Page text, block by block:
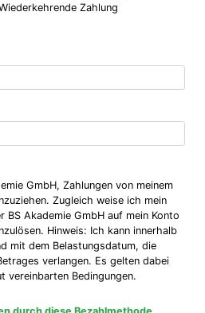
Zahlung
GmbH, Zahlungen von meinem
Zugleich weise ich mein
Akademie GmbH auf mein Konto
kann innerhalb
mit dem Belastungsdatum, die
verlangen. Es gelten dabei
vereinbarten Bedingungen.